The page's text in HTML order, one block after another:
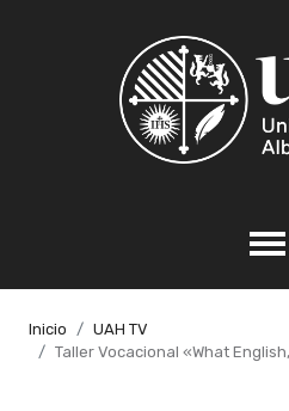
Inicio
UAH TV
Taller Vocacional «What